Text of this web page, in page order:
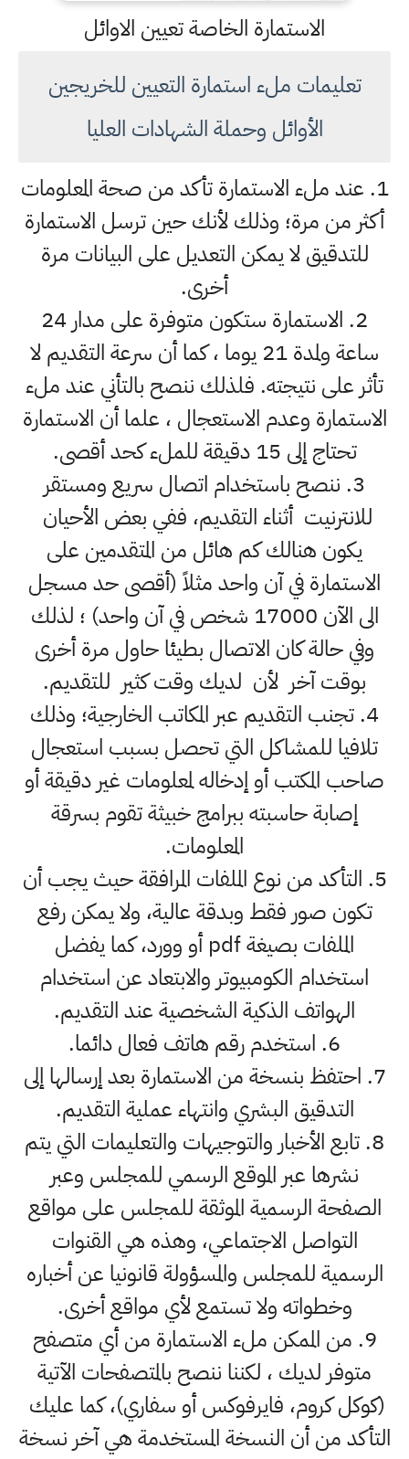
الاستمارة الخاصة تعيين الاوائل
تعليمات ملء استمارة التعيين للخريجين
الأوائل وحملة الشهادات العليا
1. عند ملء الاستمارة تأكد من صحة المعلومات
أكثر من مرة؛ وذلك لأنك حين ترسل الاستمارة
للتدقيق لا يمكن التعديل على البيانات مرة
أخرى.
2. الاستمارة ستكون متوفرة على مدار 24
ساعة ولمدة 21 يوما ، كما أن سرعة التقديم لا
تأثر على نتيجته. فلذلك ننصح بالتأني عند ملء
الاستمارة وعدم الاستعجال ، علما أن الاستمارة
تحتاج إلى 15 دقيقة للملء كحد أقصى.
3. ننصح باستخدام اتصال سريع ومستقر
للانترنيت أثناء التقديم، ففي بعض الأحيان
يكون هنالك كم هائل من المتقدمين على
الاستمارة في آن واحد مثلاً (أقصى حد مسجل
الى الآن 17000 شخص في آن واحد) ؛ لذلك
وفي حالة كان الاتصال بطيئا حاول مرة أخرى
بوقت آخر لأن لديك وقت كثير للتقديم.
4. تجنب التقديم عبر المكاتب الخارجية؛ وذلك
تلافيا للمشاكل التي تحصل بسبب استعجال
صاحب المكتب أو إدخاله لمعلومات غير دقيقة أو
إصابة حاسبته ببرامج خبيثة تقوم بسرقة
المعلومات.
5. التأكد من نوع الملفات المرافقة حيث يجب أن
تكون صور فقط وبدقة عالية، ولا يمكن رفع
الملفات بصيغة pdf أو وورد، كما يفضل
استخدام الكومبيوتر والابتعاد عن استخدام
الهواتف الذكية الشخصية عند التقديم.
6. استخدم رقم هاتف فعال دائما.
7. احتفظ بنسخة من الاستمارة بعد إرسالها إلى
التدقيق البشري وانتهاء عملية التقديم.
8. تابع الأخبار والتوجيهات والتعليمات التي يتم
نشرها عبر الموقع الرسمي للمجلس وعبر
الصفحة الرسمية الموثقة للمجلس على مواقع
التواصل الاجتماعي، وهذه هي القنوات
الرسمية للمجلس والمسؤولة قانونيا عن أخباره
وخطواته ولا تستمع لأي مواقع أخرى.
9. من الممكن ملء الاستمارة من أي متصفح
متوفر لديك ، لكننا ننصح بالمتصفحات الآتية
(كوكل كروم، فايرفوكس أو سفاري)، كما عليك
التأكد من أن النسخة المستخدمة هي آخر نسخة